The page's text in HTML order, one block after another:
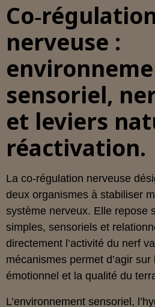
nerveuse :
sensoriel,
et leviers
réactivation.
La co‑régulation nerveuse
deux organismes à stabiliser
système nerveux. Elle repose
simples, sensoriels et
directement l’activité du nerf
mécanismes permet d’agir sur
émotionnel et la qualité du
L’environnement sensoriel,